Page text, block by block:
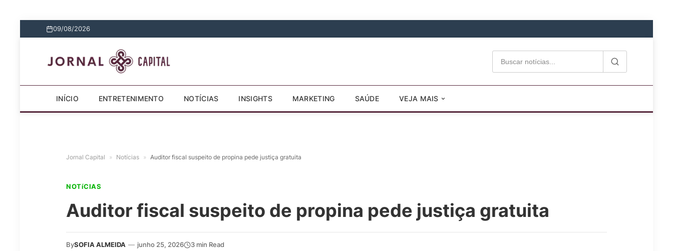
09/08/2026
INÍCIO ENTRETENIMENTO NOTÍCIAS INSIGHTS MARKETING SAÚDE VEJA MAIS
Jornal Capital » Notícias » Auditor fiscal suspeito de propina pede justiça gratuita
NOTíCIAS
Auditor fiscal suspeito de propina pede justiça gratuita
BySOFIA ALMEIDA — junho 25, 2026 3 min Read